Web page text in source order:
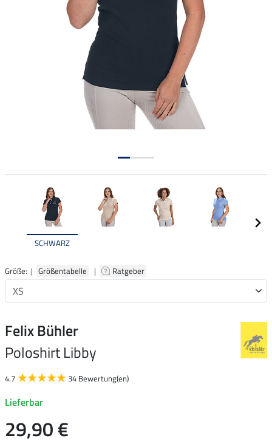
SCHWARZ
Größe: | Größentabelle | Ratgeber
Felix Bühler
Poloshirt Libby
4.7 34 Bewertung(en)
Lieferbar
29,90 €